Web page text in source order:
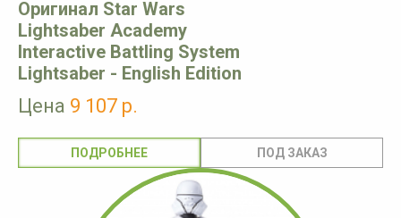
Оригинал Star Wars
Lightsaber Academy
Interactive Battling System
Lightsaber - English Edition
Цена 9 107 р.
ПОДРОБНЕЕ